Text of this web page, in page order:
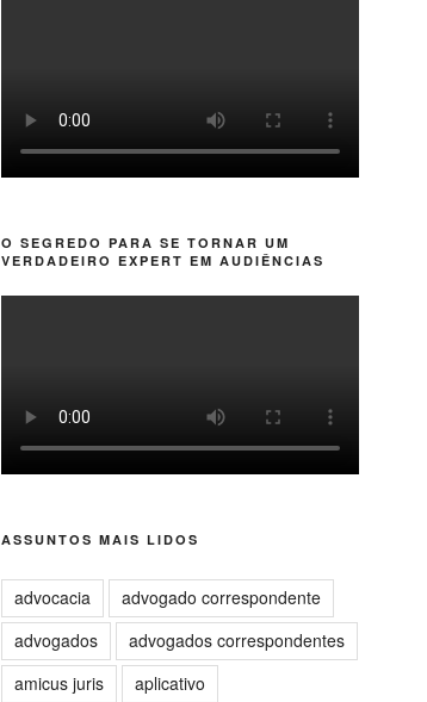
O SEGREDO PARA SE TORNAR UM
VERDADEIRO EXPERT EM AUDIÊNCIAS
ASSUNTOS MAIS LIDOS
advocacia
advogado correspondente
advogados
advogados correspondentes
amicus juris
aplicativo